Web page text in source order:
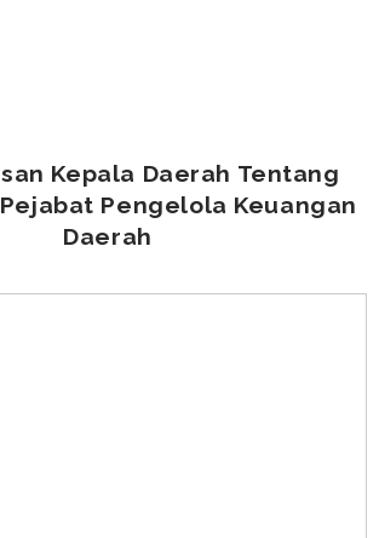
Kepala Daerah Tentang
Pengelola Keuangan
Daerah